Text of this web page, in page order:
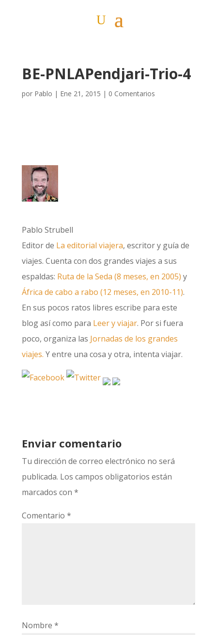
BE-PNLAPendjari-Trio-4
por Pablo | Ene 21, 2015 | 0 Comentarios
Pablo Strubell
Editor de La editorial viajera, escritor y guía de
viajes. Cuenta con dos grandes viajes a sus
espaldas: Ruta de la Seda (8 meses, en 2005) y
África de cabo a rabo (12 meses, en 2010-11).
En sus pocos ratos libres escribe para este
blog así como para Leer y viajar. Por si fuera
poco, organiza las Jornadas de los grandes
viajes. Y entre una cosa y otra, intenta viajar.
Enviar comentario
Tu dirección de correo electrónico no será
publicada. Los campos obligatorios están
marcados con *
Comentario *
Nombre *